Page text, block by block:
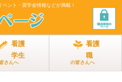
ント・奨学金情報などが満載！
看護
学生
さんへ
看護
職
の皆さんへ